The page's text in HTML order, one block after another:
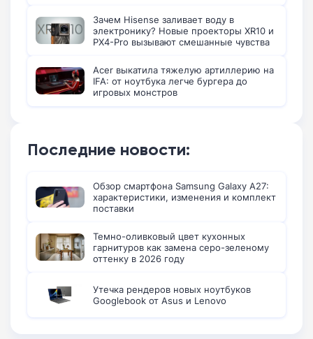
Зачем Hisense заливает воду в
электронику? Новые проекторы XR10 и
PX4-Pro вызывают смешанные чувства
Acer выкатила тяжелую артиллерию на
IFA: от ноутбука легче бургера до
игровых монстров
Последние новости:
Обзор смартфона Samsung Galaxy A27:
характеристики, изменения и комплект
поставки
Темно-оливковый цвет кухонных
гарнитуров как замена серо-зеленому
оттенку в 2026 году
Утечка рендеров новых ноутбуков
Googlebook от Asus и Lenovo